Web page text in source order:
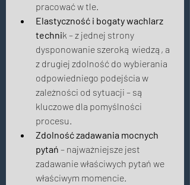
pracować w tle.
Elastyczność i bogaty wachlarz
technik – z jednej strony
dysponowanie szeroką wiedzą, a
z drugiej zdolność do wybierania
odpowiedniego podejścia w
zależności od sytuacji – są
kluczowe dla pomyślności
procesu.
Zdolność zadawania mocnych
pytań – najważniejsze jest
zadawanie właściwych pytań we
właściwym momencie.